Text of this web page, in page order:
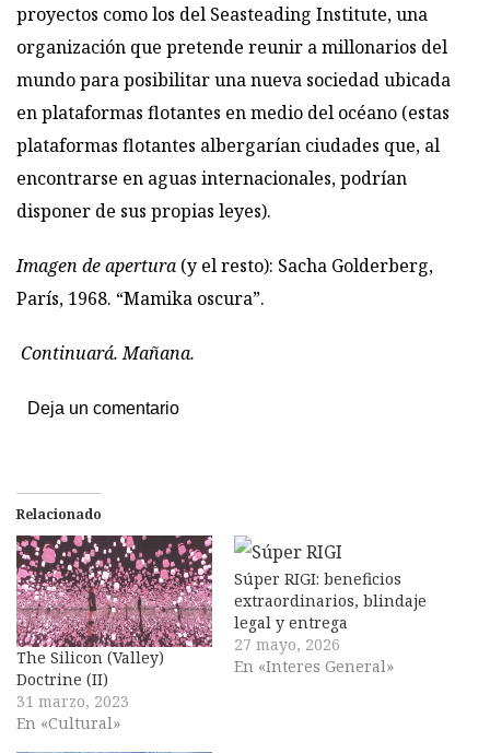
proyectos como los del Seasteading Institute, una
organización que pretende reunir a millonarios del
mundo para posibilitar una nueva sociedad ubicada
en plataformas flotantes en medio del océano (estas
plataformas flotantes albergarían ciudades que, al
encontrarse en aguas internacionales, podrían
disponer de sus propias leyes).
Imagen de apertura (y el resto): Sacha Golderberg,
París, 1968. “Mamika oscura”.
Continuará. Mañana.
Deja un comentario
Relacionado
The Silicon (Valley)
Doctrine (II)
31 marzo, 2023
En «Cultural»
Súper RIGI: beneficios
extraordinarios, blindaje
legal y entrega
27 mayo, 2026
En «Interes General»